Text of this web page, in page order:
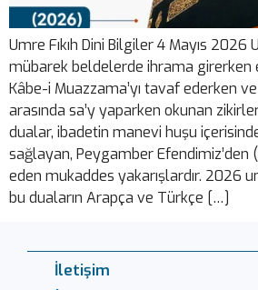
Umre Fıkıh Dini Bilgiler 4 Mayıs 2026
mübarek beldelerde ihrama girerken
Kâbe-i Muazzama’yı tavaf ederken
arasında sa’y yaparken okunan
dualar, ibadetin manevi huşu
sağlayan, Peygamber Efendimiz’den
eden mukaddes yakarışlardır. 2026
bu duaların Arapça ve Türkçe […]
İletişim